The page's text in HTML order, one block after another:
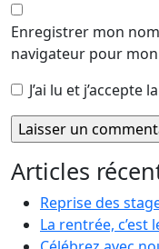
Enregistrer mon
navigateur pour
J’ai lu et j’accepte la
Articles
Reprise des
La rentrée, c’est